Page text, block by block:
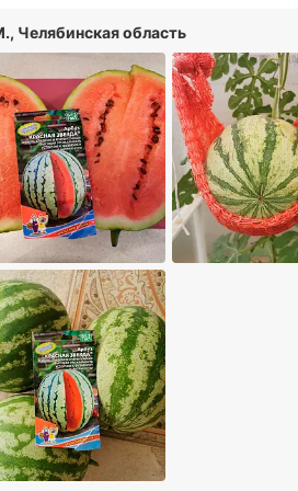
Челябинская область